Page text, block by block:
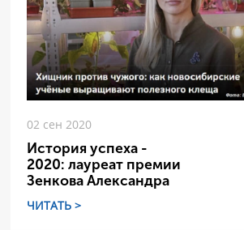
02 сен 2020
История успеха -
2020: лауреат премии
Зенкова Александра
ЧИТАТЬ >